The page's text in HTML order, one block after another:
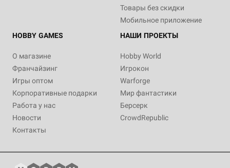
Товары без скидки
Мобильное приложение
HOBBY GAMES
О магазине
Франчайзинг
Игры оптом
Корпоративные подарки
Работа у нас
Новости
Контакты
НАШИ ПРОЕКТЫ
Hobby World
Игрокон
Warforge
Мир фантастики
Берсерк
CrowdRepublic